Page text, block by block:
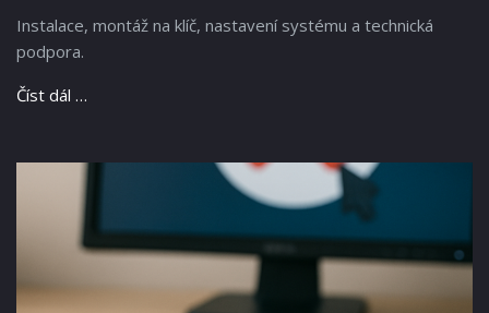
Instalace, montáž na klíč, nastavení systému a technická
podpora.
Číst dál …